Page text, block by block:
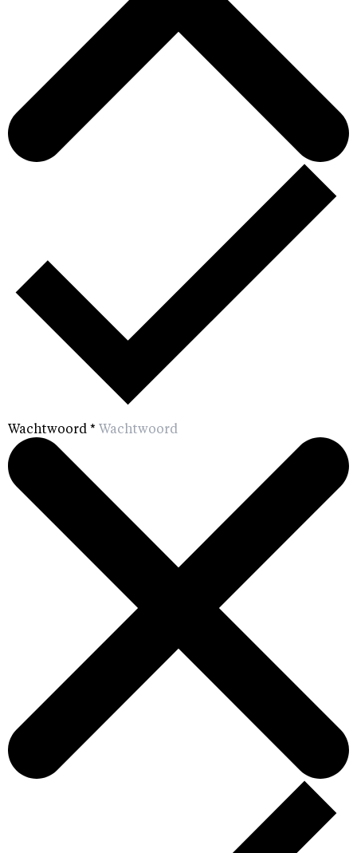
Wachtwoord *